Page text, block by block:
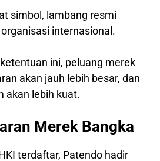
simbol, lambang resmi
internasional.
ini, peluang merek
akan jauh lebih besar, dan
akan lebih kuat.
Merek Bangka
terdaftar, Patendo hadir